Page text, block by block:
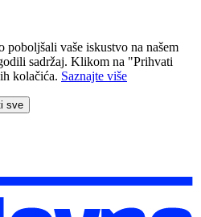
vaše iskustvo na našem
sadržaj. Klikom na "Prihvati
kolačića. Saznajte više
sve